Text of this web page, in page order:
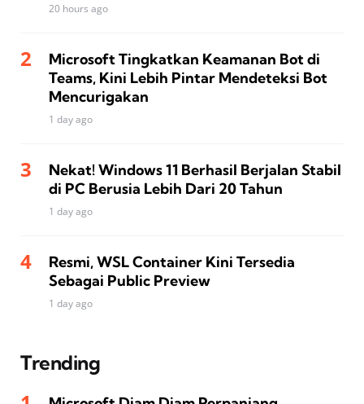
20 hours ago
Microsoft Tingkatkan Keamanan Bot di
Teams, Kini Lebih Pintar Mendeteksi Bot
Mencurigakan
1 day ago
Nekat! Windows 11 Berhasil Berjalan Stabil
di PC Berusia Lebih Dari 20 Tahun
1 day ago
Resmi, WSL Container Kini Tersedia
Sebagai Public Preview
1 day ago
Trending